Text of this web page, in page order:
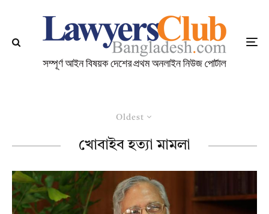
Oldest
খোবাইব হত্যা মামলা